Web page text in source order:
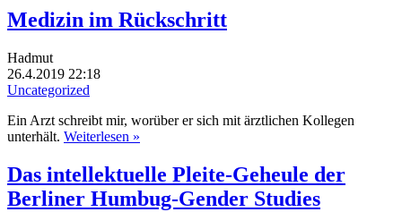
Medizin im Rückschritt
Hadmut
26.4.2019 22:18
Uncategorized
Ein Arzt schreibt mir, worüber er sich mit ärztlichen Kollegen
unterhält. Weiterlesen »
Das intellektuelle Pleite-Geheule der
Berliner Humbug-Gender Studies